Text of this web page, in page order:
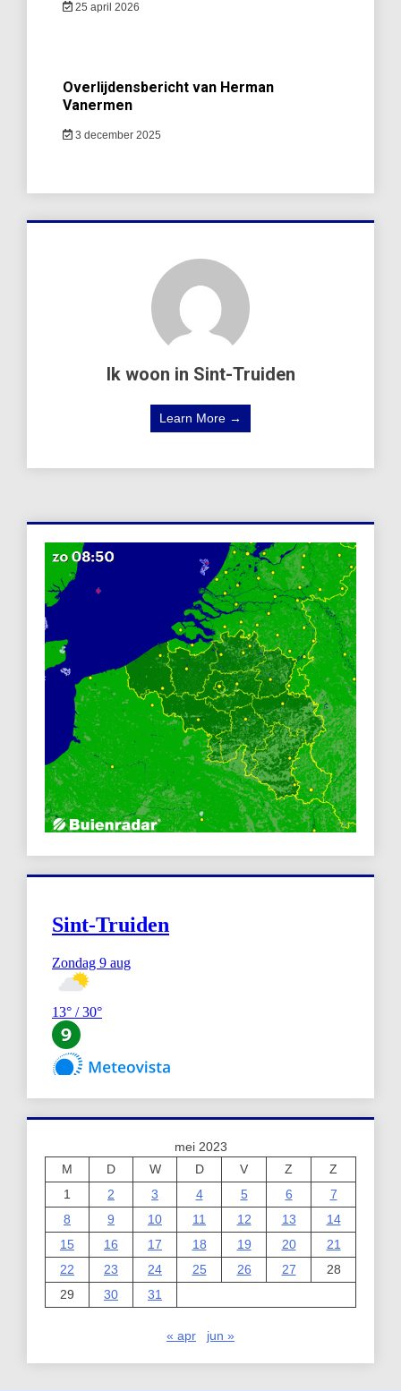
25 april 2026
Overlijdensbericht van Herman
Vanermen
3 december 2025
Ik woon in Sint-Truiden
Learn More →
mei 2023
M
D W D V Z
Z
1
2 3 4 5 6
7
8
9 10 11 12 13
14
15
16 17 18 19 20
21
22
23 24 25 26 27
28
29
30 31
« apr jun »